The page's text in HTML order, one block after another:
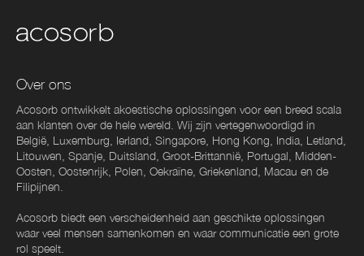
Over ons
Acosorb ontwikkelt akoestische oplossingen voor een breed scala
aan klanten over de hele wereld. Wij zijn vertegenwoordigd in
België, Luxemburg, Ierland, Singapore, Hong Kong, India, Letland,
Litouwen, Spanje, Duitsland, Groot-Brittannië, Portugal, Midden-
Oosten, Oostenrijk, Polen, Oekraïne, Griekenland, Macau en de
Filipijnen.
Acosorb biedt een verscheidenheid aan geschikte oplossingen
waar veel mensen samenkomen en waar communicatie een grote
rol speelt.